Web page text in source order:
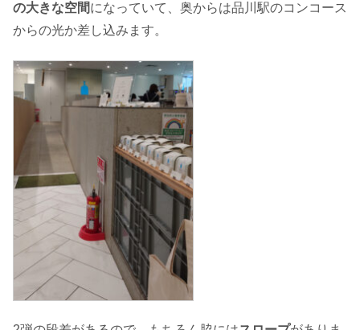
の大きな空間になっていて、奥からは品川駅のコンコース
からの光か差し込みます。